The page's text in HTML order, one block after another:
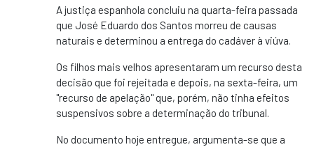
A justiça espanhola concluiu na quarta-feira passada
que José Eduardo dos Santos morreu de causas
naturais e determinou a entrega do cadáver à viúva.
Os filhos mais velhos apresentaram um recurso desta
decisão que foi rejeitada e depois, na sexta-feira, um
"recurso de apelação" que, porém, não tinha efeitos
suspensivos sobre a determinação do tribunal.
No documento hoje entregue, argumenta-se que a